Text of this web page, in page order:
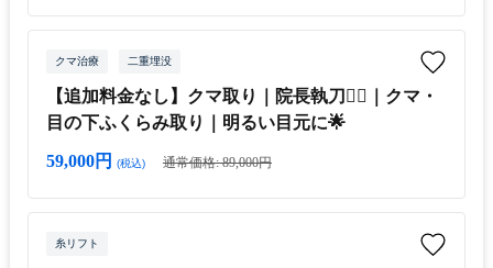
クマ治療 二重埋没
【追加料金なし】クマ取り｜院長執刀👨‍⚕️｜クマ・
目の下ふくらみ取り｜明るい目元に🌟
59,000円 (税込) 通常価格: 89,000円
糸リフト